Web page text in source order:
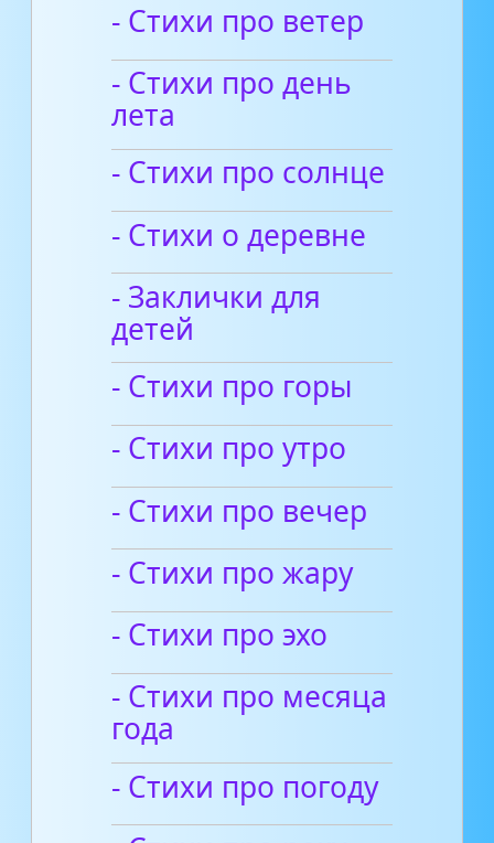
- Стихи про ветер
- Стихи про день
лета
- Стихи про солнце
- Стихи о деревне
- Заклички для
детей
- Стихи про горы
- Стихи про утро
- Стихи про вечер
- Стихи про жару
- Стихи про эхо
- Стихи про месяца
года
- Стихи про погоду